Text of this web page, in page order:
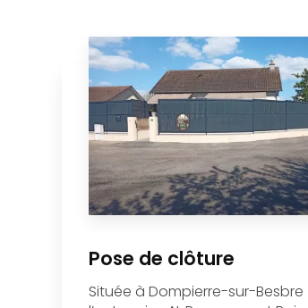
Pose de clôture
Située à Dompierre-sur-Besbre